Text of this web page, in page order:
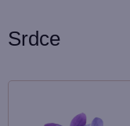
Srdce